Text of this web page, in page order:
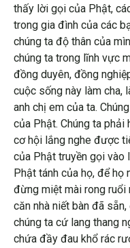
thấy lời gọi của Phật,
trong gia đình của các
chúng ta độ thân của
chúng ta trong lĩnh vực
đồng duyên, đồng
cuộc sống này làm cha,
anh chị em của ta.
của Phật. Chúng ta phải
cơ hội lắng nghe được
của Phật truyền gọi vào
Phật tánh của họ, để
đừng miệt mài rong ruổi
căn nhà niết bàn đã
chúng ta cứ lang thang
chứa đầy đau khổ rác